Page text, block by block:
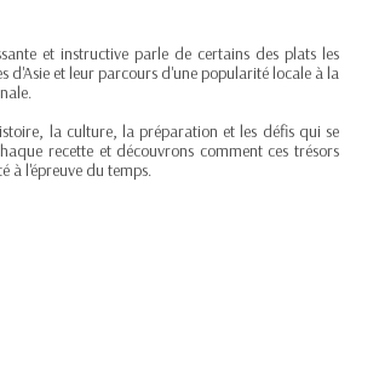
et instructive parle de certains des plats les
d'Asie et leur parcours d'une popularité locale à la
la culture, la préparation et les défis qui se
recette et découvrons comment ces trésors
à l'épreuve du temps.